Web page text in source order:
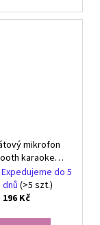
mikrofon
karaoke
kulatý s
různé režimy
do 5
(>5 szt.)
196 Kč